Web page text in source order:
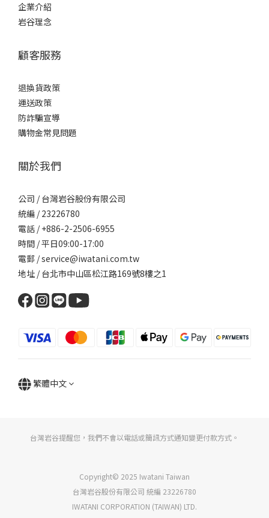
企業介紹
岩谷理念
顧客服務
退換貨政策
運送政策
防詐騙宣導
購物金常見問題
關於我們
公司 / 台灣岩谷股份有限公司
統編 / 23226780
電話 / +886-2-2506-6955
時間 / 平日09:00-17:00
電郵 / service@iwatani.com.tw
地址 / 台北市中山區松江路169號8樓之1
繁體中文
台灣岩谷提醒您，我們不會以電話或簡訊方式通知變更付款方式。
Copyright© 2025 Iwatani Taiwan
台灣岩谷股份有限公司 統編 23226780
IWATANI CORPORATION (TAIWAN) LTD.